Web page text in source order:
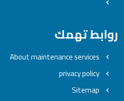
روابط تهمك